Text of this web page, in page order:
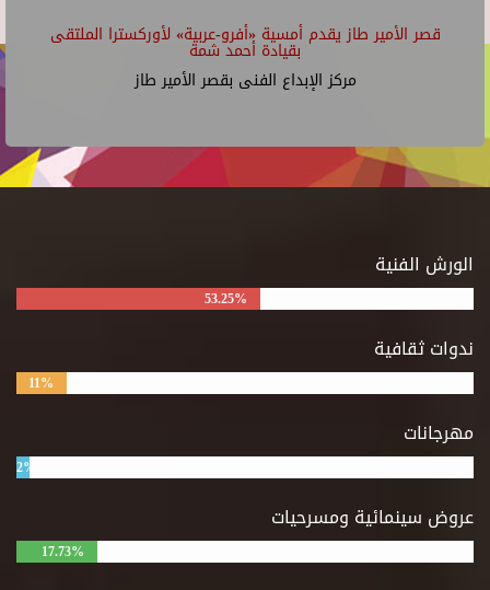
قصر الأمير طاز يقدم أمسية «أفرو-عربية» لأوركسترا الملتقى
بقيادة أحمد شمة
مركز الإبداع الفنى بقصر الأمير طاز
الورش الفنية
53.25%
ندوات ثقافية
11%
مهرجانات
2%
عروض سينمائية ومسرحيات
17.73%